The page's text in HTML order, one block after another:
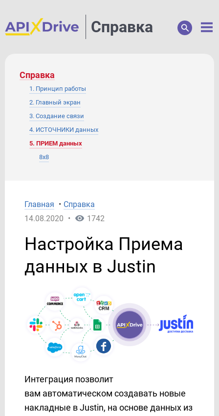
Справка
Справка
1. Принцип работы
2. Главный экран
3. Создание связи
4. ИСТОЧНИКИ данных
5. ПРИЕМ данных
8x8
Afilnet
AirTable
AlphaSMS
Amazon DynamoDB
Amazon Workmail
ANT-Logistics
AOL
APIFONICA
Apollo
AtomPark
Главная • Справка
14.08.2020 • 1742
Настройка Приема
данных в Justin
Интеграция позволит
вам автоматическом создавать новые
накладные в Justin, на основе данных из